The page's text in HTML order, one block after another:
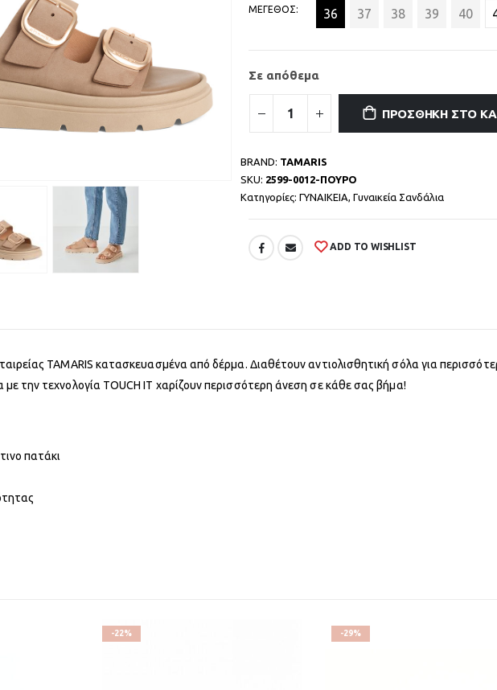
ΜΕΓΕΘΟΣ 36 37 38 39 40
Σε απόθεμα
ΠΡΟΣΘΉΚΗ ΣΤΟ
BRAND: TAMARIS
SKU: 2599-0012-ΠΟΥΡΟ
Κατηγορίες: ΓΥΝΑΙΚΕΙΑ, Γυναικεία Σανδάλια
ADD TO WISHLIST
TAMARIS κατασκευασμένα από δέρμα. Διαθέτουν αντιολισθητική σόλα για
την τεχνολογία TOUCH IT χαρίζουν περισσότερη άνεση σε κάθε σας βήμα!
πατάκι
-22% -29%